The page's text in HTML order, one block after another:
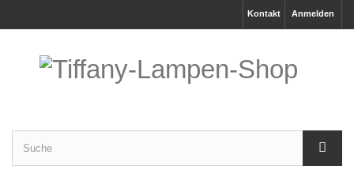
Anmelden
Kontakt